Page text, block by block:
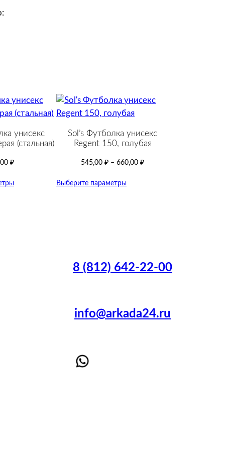
унисекс
(стальная)
₽
Sol’s Футболка унисекс
Regent 150, голубая
545,00 ₽ – 660,00 ₽
Выберите параметры
8 (812) 642-22-00
info@arkada24.ru